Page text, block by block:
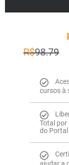
R$98.79
cursos à
Total por
do Portal
ajudar a